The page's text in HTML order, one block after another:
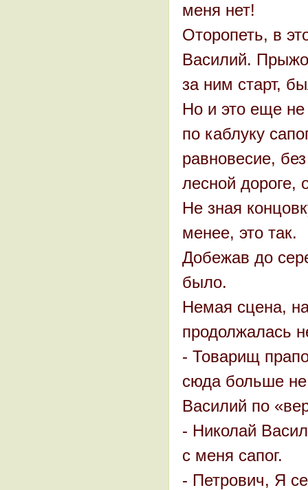
меня нет!
Оторопеть, в
Василий.
за ним старт,
Но и это еще не
по каблуку
равновесие,
лесной дороге,
Не зная
менее, это так.
Добежав до
было.
Немая сцена,
продолжалась
- Товарищ
сюда больше не
Василий по
- Николай
с меня сапог.
- Петрович, Я